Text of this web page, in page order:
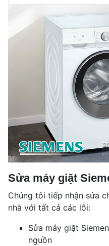
Sửa máy giặt
Chúng tôi tiếp nhận sửa
nhà với tất cả các lỗi:
Sửa máy giặt
nguồn